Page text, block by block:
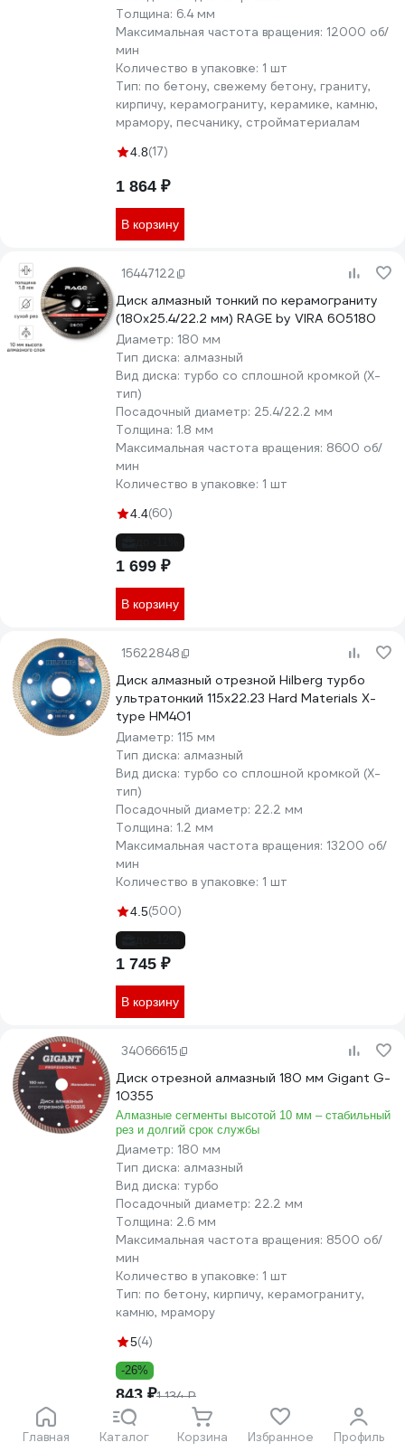
Главная Каталог Корзина Избранное Профиль
Толщина: 6.4 мм
Максимальная частота вращения: 12000 об/
мин
Количество в упаковке: 1 шт
Тип: по бетону, свежему бетону, граниту,
кирпичу, керамограниту, керамике, камню,
мрамору, песчанику, стройматериалам
4.8(17)
1 864 ₽
В корзину
16447122
Диск алмазный тонкий по керамограниту
(180х25.4/22.2 мм) RAGE by VIRA 605180
Диаметр: 180 мм
Тип диска: алмазный
Вид диска: турбо со сплошной кромкой (X-
тип)
Посадочный диаметр: 25.4/22.2 мм
Толщина: 1.8 мм
Максимальная частота вращения: 8600 об/
мин
Количество в упаковке: 1 шт
4.4(60)
1 699 ₽
В корзину
15622848
Диск алмазный отрезной Hilberg турбо
ультратонкий 115x22.23 Hard Materials X-
type HM401
Диаметр: 115 мм
Тип диска: алмазный
Вид диска: турбо со сплошной кромкой (X-
тип)
Посадочный диаметр: 22.2 мм
Толщина: 1.2 мм
Максимальная частота вращения: 13200 об/
мин
Количество в упаковке: 1 шт
4.5(500)
1 745 ₽
В корзину
34066615
Диск отрезной алмазный 180 мм Gigant G-
10355
Алмазные сегменты высотой 10 мм – стабильный
рез и долгий срок службы
Диаметр: 180 мм
Тип диска: алмазный
Вид диска: турбо
Посадочный диаметр: 22.2 мм
Толщина: 2.6 мм
Максимальная частота вращения: 8500 об/
мин
Количество в упаковке: 1 шт
Тип: по бетону, кирпичу, керамограниту,
камню, мрамору
5(4)
-26%
843 ₽1 134 ₽
В корзину